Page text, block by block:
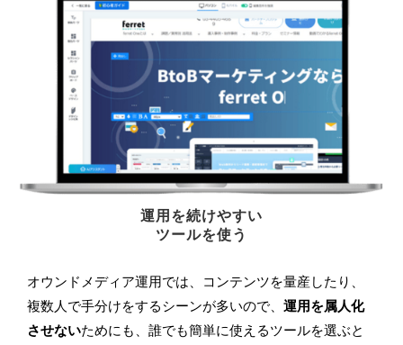
運用を続けやすい
ツールを使う
オウンドメディア運用では、コンテンツを量産したり、
複数人で手分けをするシーンが多いので、 運用を属人化
させないためにも、誰でも簡単に使えるツールを選ぶと